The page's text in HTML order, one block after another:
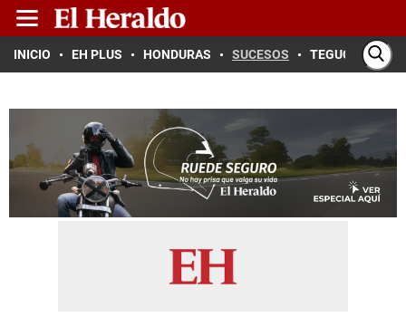
INICIO EH PLUS HONDURAS SUCESOS TEGUCIGALPA